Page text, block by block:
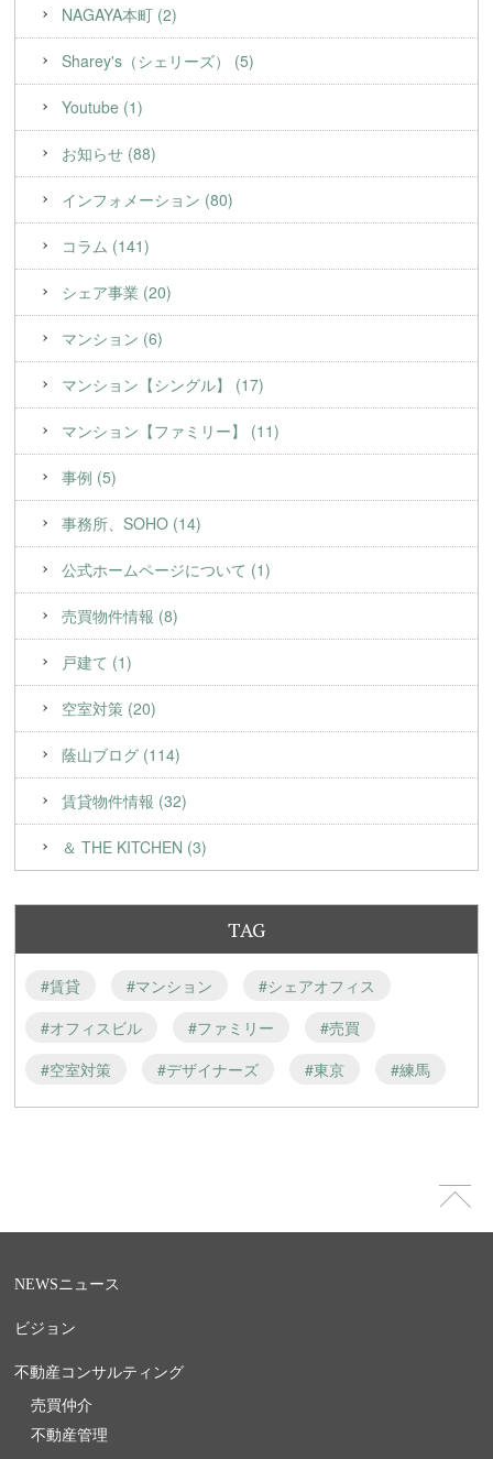
NAGAYA本町 (2)
Sharey's（シェリーズ） (5)
Youtube (1)
お知らせ (88)
インフォメーション (80)
コラム (141)
シェア事業 (20)
マンション (6)
マンション【シングル】 (17)
マンション【ファミリー】 (11)
事例 (5)
事務所、SOHO (14)
公式ホームページについて (1)
売買物件情報 (8)
戸建て (1)
空室対策 (20)
蔭山ブログ (114)
賃貸物件情報 (32)
＆ THE KITCHEN (3)
TAG
#賃貸 #マンション
#シェアオフィス
#オフィスビル
#ファミリー
#売買
#空室対策
#デザイナーズ #東京 #練馬
NEWSニュース
ビジョン
不動産コンサルティング
売買仲介
不動産管理